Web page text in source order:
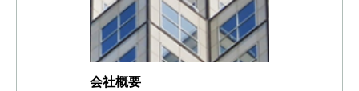
会社概要